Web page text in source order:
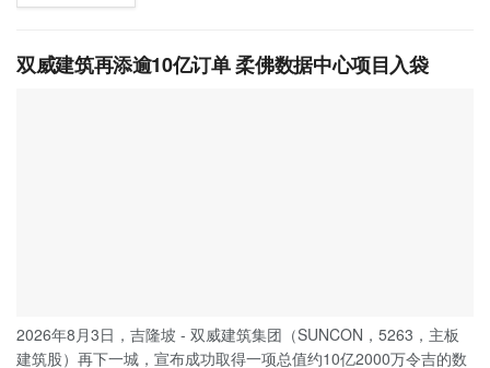
双威建筑再添逾10亿订单 柔佛数据中心项目入袋
2026年8月3日，吉隆坡 - 双威建筑集团（SUNCON，5263，主板
建筑股）再下一城，宣布成功取得一项总值约10亿2000万令吉的数